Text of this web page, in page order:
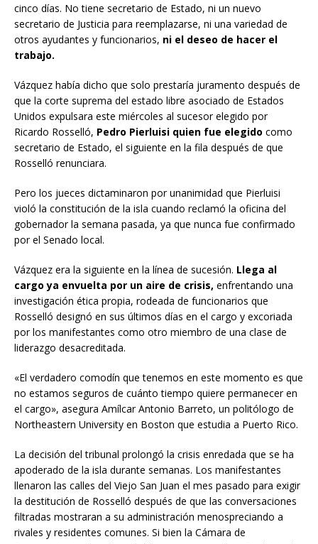
cinco días. No tiene secretario de Estado, ni un nuevo
secretario de Justicia para reemplazarse, ni una variedad de
otros ayudantes y funcionarios, ni el deseo de hacer el
trabajo.
Vázquez había dicho que solo prestaría juramento después de
que la corte suprema del estado libre asociado de Estados
Unidos expulsara este miércoles al sucesor elegido por
Ricardo Rosselló, Pedro Pierluisi quien fue elegido como
secretario de Estado, el siguiente en la fila después de que
Rosselló renunciara.
Pero los jueces dictaminaron por unanimidad que Pierluisi
violó la constitución de la isla cuando reclamó la oficina del
gobernador la semana pasada, ya que nunca fue confirmado
por el Senado local.
Vázquez era la siguiente en la línea de sucesión. Llega al
cargo ya envuelta por un aire de crisis, enfrentando una
investigación ética propia, rodeada de funcionarios que
Rosselló designó en sus últimos días en el cargo y excoriada
por los manifestantes como otro miembro de una clase de
liderazgo desacreditada.
«El verdadero comodín que tenemos en este momento es que
no estamos seguros de cuánto tiempo quiere permanecer en
el cargo», asegura Amílcar Antonio Barreto, un politólogo de
Northeastern University en Boston que estudia a Puerto Rico.
La decisión del tribunal prolongó la crisis enredada que se ha
apoderado de la isla durante semanas. Los manifestantes
llenaron las calles del Viejo San Juan el mes pasado para exigir
la destitución de Rosselló después de que las conversaciones
filtradas mostraran a su administración menospreciando a
rivales y residentes comunes. Si bien la Cámara de